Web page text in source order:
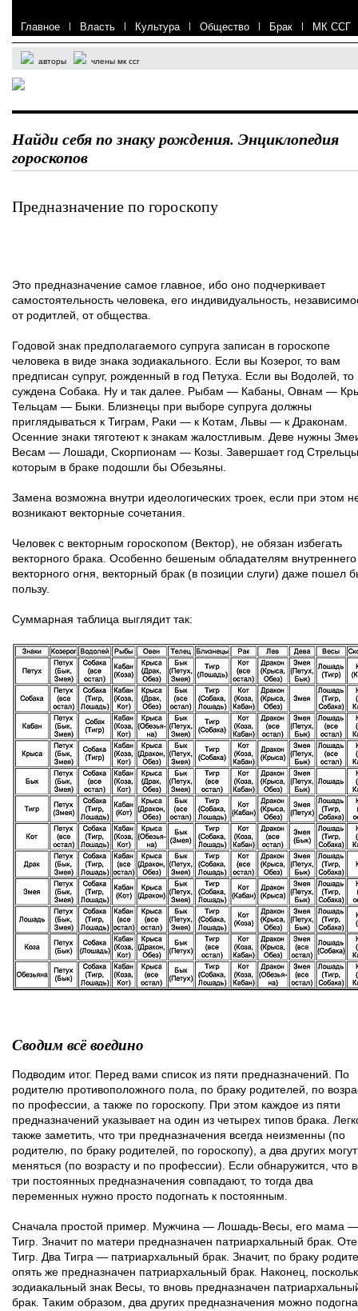
Главное | Власть | Культура | Общество | Брак | МК ССГ
авторы члены мк ссг
Найди себя по знаку рождения. Энциклопедия
гороскопов
Предназначение по гороскопу
Это предназначение самое главное, ибо оно подчеркивает
самостоятельность человека, его индивидуальность,
от родитлей, от общества.
Годовой знак предполагаемого супруга записан в гороскопе
человека в виде знака зодиакального. Если вы Козерог, то вам
предписан супруг, рожденный в год Петуха. Если вы Водолей, то
суждена Собака. Ну и так далее. Рыбам — Кабаны, Овнам —
Тельцам — Быки. Близнецы при выборе супруга должны
приглядываться к Тиграм, Раки — к Котам, Львы — к Драконам.
Осенние знаки тяготеют к знакам жалостливым. Деве нужны
Весам — Лошади, Скорпионам — Козы. Завершает год
которым в браке подошли бы Обезьяны.
Замена возможна внутри идеологических троек, если при этом
возникают векторные сочетания.
Человек с векторным гороскопом (Вектор), не обязан избегать
векторного брака. Особенно бешеным обладателям внутреннего
векторного огня, векторный брак (в позиции слуги) даже пошел
пользу.
Cуммарная таблица выглядит так:
Сводим всё воедино
Подводим итог. Перед вами список из пяти предназначений. По
родителю противоположного пола, по браку родителей, по
по профессии, а также по гороскопу. При этом каждое из пяти
предназначений указывает на один из четырех типов брака.
также заметить, что три предназначения всегда неизменны (по
родителю, по браку родителей, по гороскопу), а два других могут
меняться (по возрасту и по профессии). Если обнаружится, что
три постоянных предназначения совпадают, то тогда два
переменных нужно просто подогнать к постоянным.
Сначала простой пример. Мужчина — Лошадь-Весы, его мама —
Тигр. Значит по матери предназначен патриархальный брак.
Тигр. Два Тигра — патриархальный брак. Значит, по браку
опять же предназначен патриархальный брак. Наконец,
зодиакальный знак Весы, то вновь предназначен
брак. Таким образом, два других предназначения можно